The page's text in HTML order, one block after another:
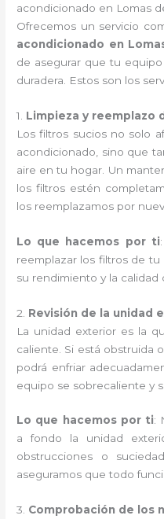
acondicionado en Lomas
Ofrecemos un servicio
acondicionado en
de asegurar que tu
duradera. Estos son los
1. Limpieza y reemplazo
Los filtros sucios no solo
acondicionado, sino que
aire en tu hogar. Un
los filtros estén
los reemplazamos por
Lo que hacemos por ti
reemplazar los filtros de tu
su rendimiento y la calidad
2. Revisión de la unidad
La unidad exterior es la
caliente. Si está obstruida
podrá enfriar
equipo se sobrecaliente y
Lo que hacemos por ti:
a fondo la unidad
obstrucciones o
aseguramos que todo
3. Comprobación de los